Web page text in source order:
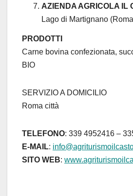
AZIENDA AGRICOLA IL
Lago di Martignano
PRODOTTI
Carne bovina confezionata,
BIO
SERVIZIO A DOMICILIO
Roma città
TELEFONO: 339 4952416 –
E-MAIL:
SITO WEB: